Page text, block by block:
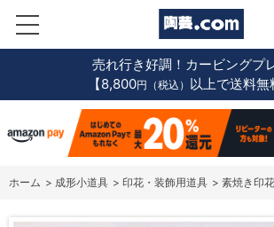
売れ行き好調！カービングプ
【8,800円（税込） 以上で送料無
ホーム > 成形小道具 > 印花・装飾用道具 > 素焼き印花